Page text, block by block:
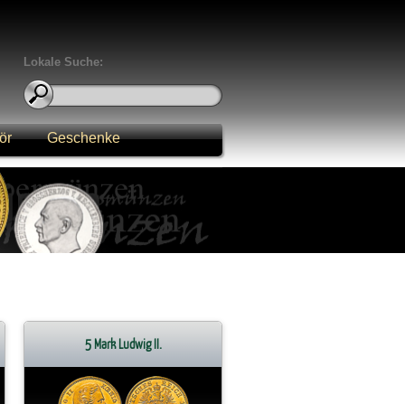
Lokale Suche:
Geschenke
5 Mark Ludwig II.